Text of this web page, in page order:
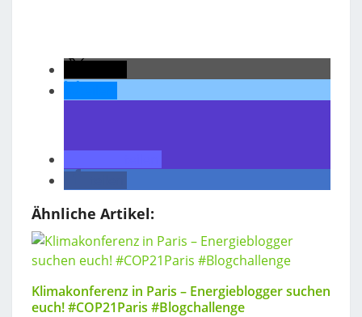
Ähnliche Artikel:
Klimakonferenz in Paris – Energieblogger suchen
euch! #COP21Paris #Blogchallenge